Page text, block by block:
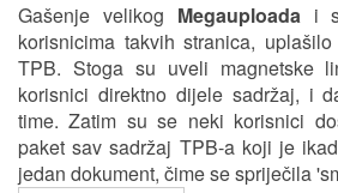
Gašenje velikog Megauploadai
korisnicima takvih stranica,
TPB. Stoga su uveli magnetske
korisnici direktno dijele sadržaj, i
time. Zatim su se neki korisnici
paket sav sadržaj TPB-a koji je
jedan dokument, čime se spriječila